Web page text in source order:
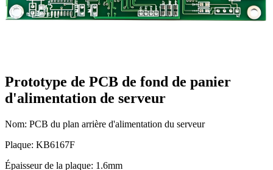
Prototype de PCB de fond de panier
d'alimentation de serveur
Nom: PCB du plan arrière d'alimentation du serveur
Plaque: KB6167F
Épaisseur de la plaque: 1.6mm